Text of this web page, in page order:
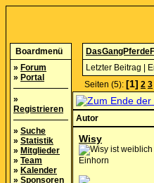
Boardmenü
» Forum
» Portal
»
Registrieren
» Suche
» Statistik
» Mitglieder
» Team
» Kalender
» Sponsoren
Letzter Beitrag
Seiten (5): [1] 2 3
Autor
Wisy
Einhorn